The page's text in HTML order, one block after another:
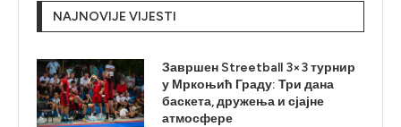
NAJNOVIJE VIJESTI
Завршен Streetball 3×3 турнир
у Мркоњић Граду: Три дана
баскета, дружења и сјајне
атмосфере